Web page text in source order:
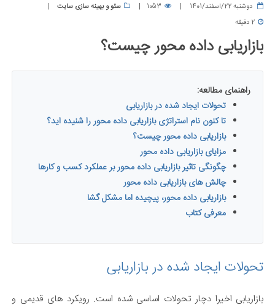
دوشنبه 22/اسفند/1401 1053
سئو و بهینه سازی سایت
2 دقیقه
بازاریابی داده محور چیست؟
راهنمای مطالعه:
تحولات ایجاد شده در بازاریابی
تا کنون نام استراتژی بازاریابی داده محور را شنیده اید؟
بازاریابی داده محور چیست؟
مزایای بازاریابی داده محور
چگونگی تاثیر بازاریابی داده محور بر عملکرد کسب و کارها
چالش های بازاریابی داده محور
بازاریابی داده محور، پیچیده اما مشکل گشا
معرفی کتاب
تحولات ایجاد شده در بازاریابی
بازاریابی اخیرا دچار تحولات اساسی شده است. رویکرد های قدیمی و